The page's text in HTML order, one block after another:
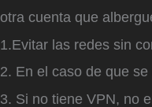
otra cuenta que
1.Evitar las redes sin
2. En el caso de que
3. Si no tiene VPN, no